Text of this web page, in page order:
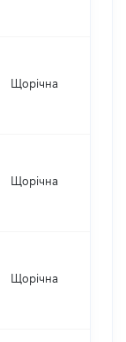
Щорічна
Щорічна
Щорічна